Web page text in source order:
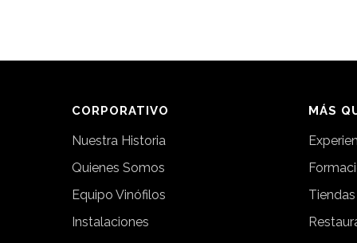
CORPORATIVO
Nuestra Historia
Quienes Somos
Equipo Vinófilos
Instalaciones
MÁS
Tiendas